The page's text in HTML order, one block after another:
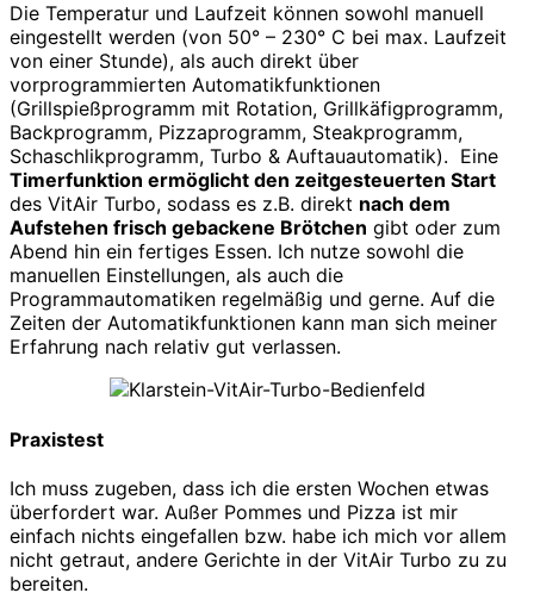
Die Temperatur und Laufzeit können sowohl manuell
eingestellt werden (von 50° – 230° C bei max. Laufzeit
von einer Stunde), als auch direkt über
vorprogrammierten Automatikfunktionen
(Grillspießprogramm mit Rotation, Grillkäfigprogramm,
Backprogramm, Pizzaprogramm, Steakprogramm,
Schaschlikprogramm, Turbo & Auftauautomatik). Eine
Timerfunktion ermöglicht den zeitgesteuerten Start
des VitAir Turbo, sodass es z.B. direkt nach dem
Aufstehen frisch gebackene Brötchen gibt oder zum
Abend hin ein fertiges Essen. Ich nutze sowohl die
manuellen Einstellungen, als auch die
Programmautomatiken regelmäßig und gerne. Auf die
Zeiten der Automatikfunktionen kann man sich meiner
Erfahrung nach relativ gut verlassen.
Praxistest
Ich muss zugeben, dass ich die ersten Wochen etwas
überfordert war. Außer Pommes und Pizza ist mir
einfach nichts eingefallen bzw. habe ich mich vor allem
nicht getraut, andere Gerichte in der VitAir Turbo zu zu
bereiten.